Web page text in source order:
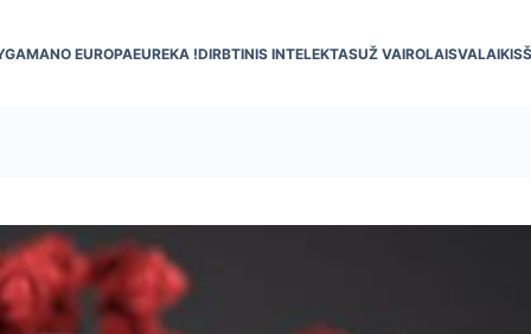
MANO EUROPAEUREKA !DIRBTINIS INTELEKTASUŽ VAIROLAISVALAIKIS